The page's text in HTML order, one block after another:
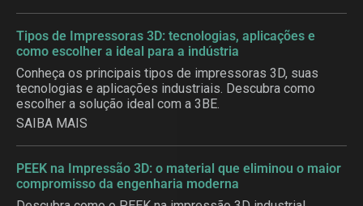
Tipos de Impressoras 3D: tecnologias, aplicações e
como escolher a ideal para a indústria
Conheça os principais tipos de impressoras 3D, suas
tecnologias e aplicações industriais. Descubra como
escolher a solução ideal com a 3BE.
SAIBA MAIS
PEEK na Impressão 3D: o material que eliminou o maior
compromisso da engenharia moderna